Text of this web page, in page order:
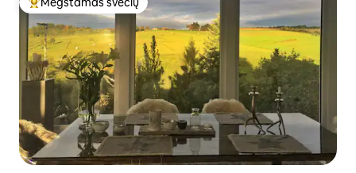
Svečių mėgstamiausias